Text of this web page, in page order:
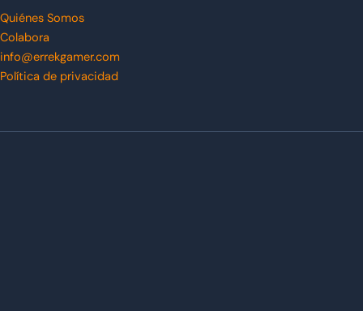
Quiénes Somos
Colabora
info@errekgamer.com
Política de privacidad